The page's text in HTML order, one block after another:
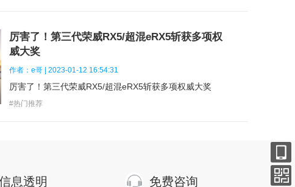
缸体材料： 铸铁
缸径(mm)：
厉害了！第三代荣威RX5/超混eRX5斩获多项权
威大奖
作者：e哥 | 2023-01-12 16:54:31
厉害了！第三代荣威RX5/超混eRX5斩获多项权威大奖
#热门推荐
息透明 免费咨询